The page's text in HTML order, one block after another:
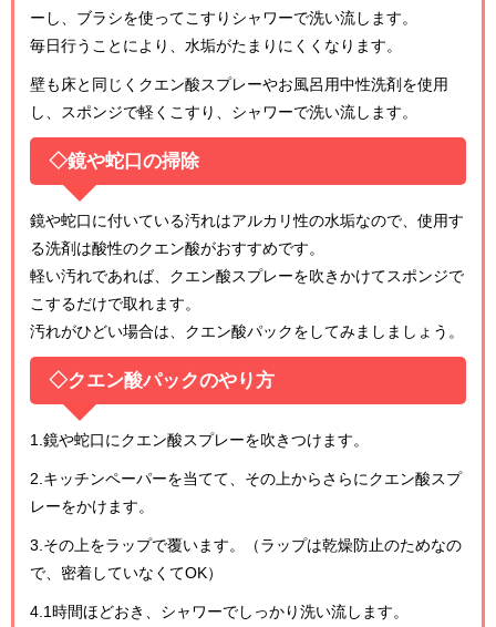
ーし、ブラシを使ってこすりシャワーで洗い流します。
毎日行うことにより、水垢がたまりにくくなります。
壁も床と同じくクエン酸スプレーやお風呂用中性洗剤を使用
し、スポンジで軽くこすり、シャワーで洗い流します。
◇鏡や蛇口の掃除
鏡や蛇口に付いている汚れはアルカリ性の水垢なので、使用す
る洗剤は酸性のクエン酸がおすすめです。
軽い汚れであれば、クエン酸スプレーを吹きかけてスポンジで
こするだけで取れます。
汚れがひどい場合は、クエン酸パックをしてみましましょう。
◇クエン酸パックのやり方
1.鏡や蛇口にクエン酸スプレーを吹きつけます。
2.キッチンペーパーを当てて、その上からさらにクエン酸スプ
レーをかけます。
3.その上をラップで覆います。（ラップは乾燥防止のためなの
で、密着していなくてOK）
4.1時間ほどおき、シャワーでしっかり洗い流します。